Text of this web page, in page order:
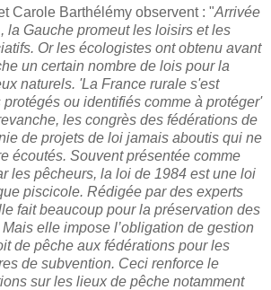
Carole Barthélémy observent : "Arrivée
la Gauche promeut les loisirs et les
Or les écologistes ont obtenu avant
un certain nombre de lois pour la
naturels. 'La France rurale s'est
ou identifiés comme à protéger'
les congrès des fédérations de
de projets de loi jamais aboutis qui ne
écoutés. Souvent présentée comme
les pêcheurs, la loi de 1984 est une loi
piscicole. Rédigée par des experts
fait beaucoup pour la préservation des
elle impose l’obligation de gestion
de pêche aux fédérations pour les
de subvention. Ceci renforce le
sur les lieux de pêche notamment